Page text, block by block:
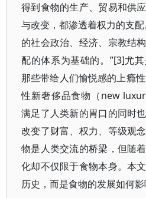
得到食物的生产、贸易和供
与改变，都渗透着权力的支
的社会政治、经济、宗教结
配的体系为基础的。”[3]尤
那些带给人们愉悦感的上瘾
性新奢侈品食物（new
满足了人类新的胃口的同时
改变了财富、权力、等级观
物是人类交流的桥梁，但随
化却不仅限于食物本身。本
历史，而是食物的发展如何影